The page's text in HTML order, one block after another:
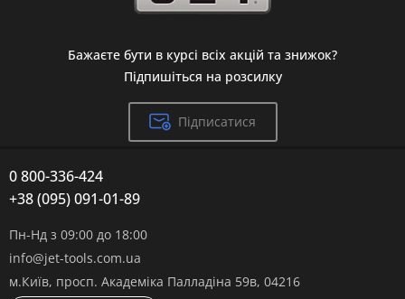
Бажаєте бути в курсі всіх акцій та знижок?
Підпишіться на розсилку
Підписатися
0 800-336-424
+38 (095) 091-01-89
Пн-Нд з 09:00 до 18:00
info@jet-tools.com.ua
м.Київ, просп. Академіка Палладіна 59в, 04216